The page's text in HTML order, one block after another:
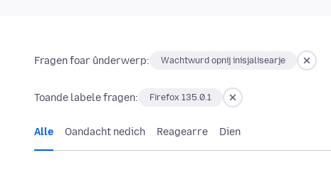
Fragen foar ûnderwerp: Wachtwurd opnij inisjalisearje
Toande labele fragen: Firefox 135.0.1
Alle Oandacht nedich Reagearre Dien